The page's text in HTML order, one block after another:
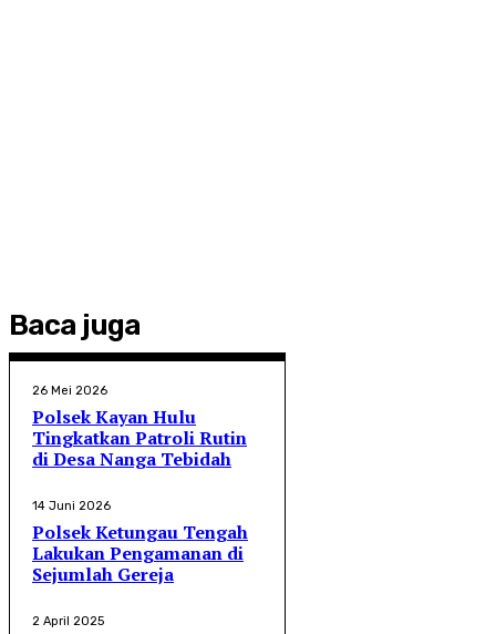
Baca juga
26 Mei 2026
Polsek Kayan Hulu
Tingkatkan Patroli Rutin
di Desa Nanga Tebidah
14 Juni 2026
Polsek Ketungau Tengah
Lakukan Pengamanan di
Sejumlah Gereja
2 April 2025